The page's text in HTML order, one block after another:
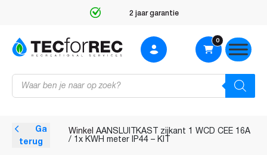
2 jaar garantie
Producten
zoeken
0
terug
Winkel AANSLUITKAST zijkant 1 WCD CEE 16A
/ 1x KWH meter IP44 – KIT